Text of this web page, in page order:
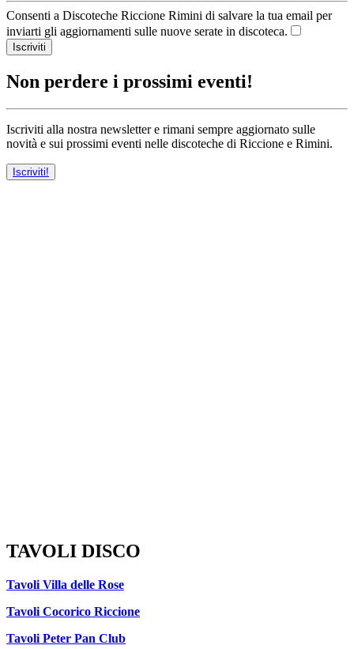
Consenti a Discoteche Riccione Rimini di salvare la tua email per
inviarti gli aggiornamenti sulle nuove serate in discoteca.
Iscriviti
Non perdere i prossimi eventi!
Iscriviti alla nostra newsletter e rimani sempre aggiornato sulle
novità e sui prossimi eventi nelle discoteche di Riccione e Rimini.
Iscriviti!
TAVOLI DISCO
Tavoli Villa delle Rose
Tavoli Cocorico Riccione
Tavoli Peter Pan Club